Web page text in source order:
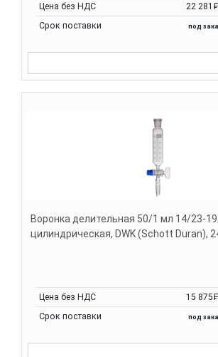
Цена без НДС
22
Срок поставки
под
Воронка делительная 50/1 мл 14/23-
цилиндрическая, DWK (Schott Duran),
Цена без НДС
15
Срок поставки
под